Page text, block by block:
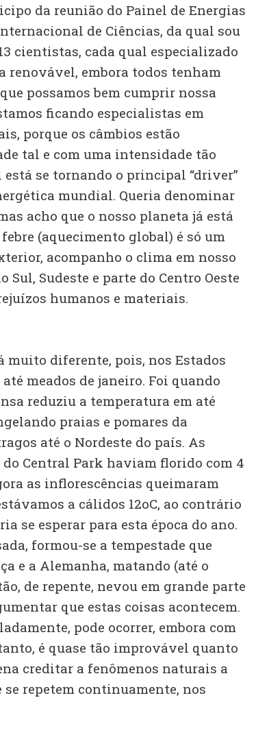
da reunião do Painel de Energias
de Ciências, da qual sou
cientistas, cada qual especializado
renovável, embora todos tenham
possamos bem cumprir nossa
ficando especialistas em
porque os câmbios estão
tal e com uma intensidade tão
se tornando o principal “driver”
mundial. Queria denominar
acho que o nosso planeta já está
(aquecimento global) é só um
acompanho o clima em nosso
Sul, Sudeste e parte do Centro Oeste
humanos e materiais.
muito diferente, pois, nos Estados
meados de janeiro. Foi quando
reduziu a temperatura em até
praias e pomares da
até o Nordeste do país. As
Central Park haviam florido com 4
as inflorescências queimaram
a cálidos 12oC, ao contrário
se esperar para esta época do ano.
formou-se a tempestade que
e a Alemanha, matando (até o
de repente, nevou em grande parte
que estas coisas acontecem.
pode ocorrer, embora com
é quase tão improvável quanto
creditar a fenômenos naturais a
se repetem continuamente, nos